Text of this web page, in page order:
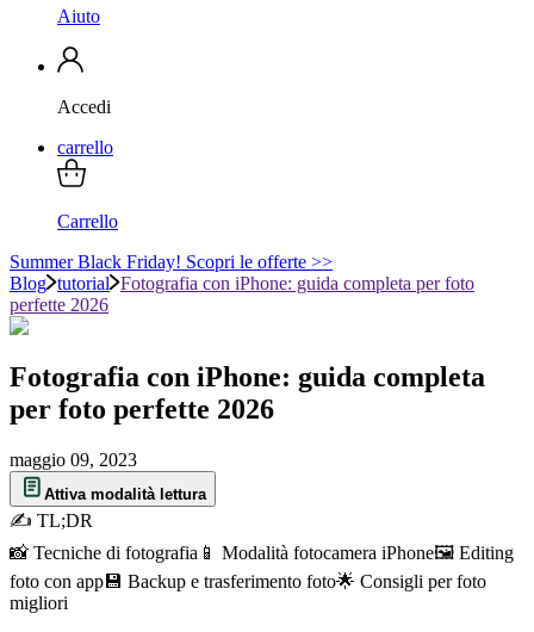
Aiuto
Accedi
carrello
Carrello
Summer Black Friday! Scopri le offerte >>
Blog tutorial Fotografia con iPhone: guida completa per foto
perfette 2026
Fotografia con iPhone: guida completa
per foto perfette 2026
maggio 09, 2023
Attiva modalità lettura
✍ TL;DR
📸 Tecniche di fotografia 📱 Modalità fotocamera iPhone🖼️ Editing
foto con app 💾 Backup e trasferimento foto🌟 Consigli per foto
migliori